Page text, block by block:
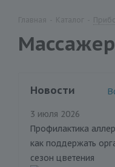
Новости
3 июля 2026
Профилактика
как поддержать
сезон цветения